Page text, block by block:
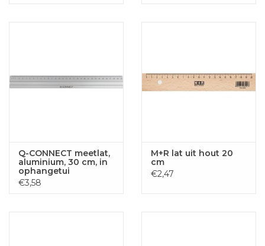
Q-CONNECT meetlat,
aluminium, 30 cm, in
ophangetui
€3,58
M+R lat uit hout 20
cm
€2,47